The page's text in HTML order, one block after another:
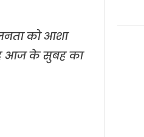
जनता को आशा
आज के सुबह का